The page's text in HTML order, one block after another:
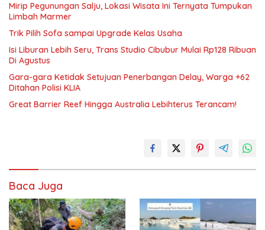
Mirip Pegunungan Salju, Lokasi Wisata Ini Ternyata Tumpukan
Limbah Marmer
Trik Pilih Sofa sampai Upgrade Kelas Usaha
Isi Liburan Lebih Seru, Trans Studio Cibubur Mulai Rp128 Ribuan
Di Agustus
Gara-gara Ketidak Setujuan Penerbangan Delay, Warga +62
Ditahan Polisi KLIA
Great Barrier Reef Hingga Australia Lebihterus Terancam!
Baca Juga